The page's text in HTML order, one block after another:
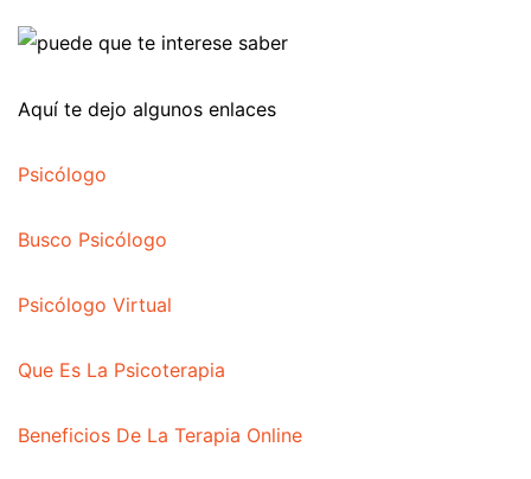
Aquí te dejo algunos enlaces
Psicólogo
Busco Psicólogo
Psicólogo Virtual
Que Es La Psicoterapia
Beneficios De La Terapia Online